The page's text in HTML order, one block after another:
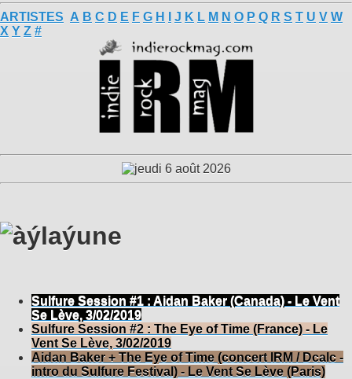
ARTISTES A B C D E F G H J K L M N O P Q R S T U V W
X Y Z #
Sulfure Session #1 : Aidan Baker (Canada) - Le Vent
Se Lève, 3/02/2019
Sulfure Session #2 : The Eye of Time (France) - Le
Vent Se Lève, 3/02/2019
Aidan Baker + The Eye of Time (concert IRM / Dcalc -
intro du Sulfure Festival) - Le Vent Se Lève (Paris)